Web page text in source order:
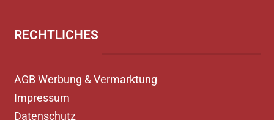
RECHTLICHES
AGB Werbung & Vermarktung
Impressum
Datenschutz